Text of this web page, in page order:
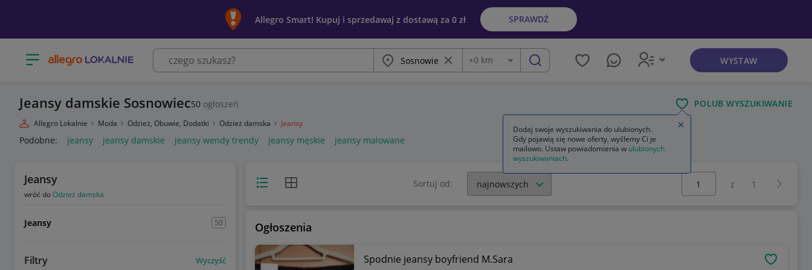
Allegro Smart! Kupuj i sprzedawaj z dostawą za 0 zł SPRAWDŹ
Otwórz menu z kategoriami Miasto Wyczyść frazę
Odległość
+0 km szukaj WYSTAW
Jeansy damskie Sosnowiec50 ogłoszeń POLUB WYSZUKIWANIE
Allegro Lokalnie Moda Odzież, Obuwie, Dodatki Odzież damska Jeansy
Podobne: jeansy jeansy damskie jeansy wendy trendy jeansy męskie jeansy malowane
Jeansy
wróć doOdzież damska
Jeansy 50
Filtry Wyczyść
Widok listyWidok siatki Sortuj od:
Wybierz stronę:
z 1
Ogłoszenia
Spodnie jeansy boyfriend M.Sara
Dodaj swoje wyszukiwania do ulubionych.
Gdy pojawią się nowe oferty, wyślemy Ci je
mailowo. Ustaw powiadomienia w ulubionych
wyszukiwaniach.
Zamknij wskazówkę